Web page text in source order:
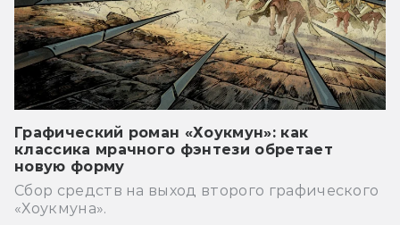
Графический роман «Хоукмун»: как
классика мрачного фэнтези обретает
новую форму
Сбор средств на выход второго графического
«Хоукмуна».